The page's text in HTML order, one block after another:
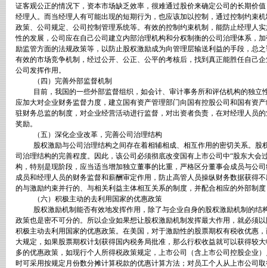
证客观公正的情况下，资本市场缺乏效率，很难通过股价来确定公司的长期价
经理人。而当经理人有可能出现的短期行为，也应该加以控制，通过控制约束
政策、公司规定、公司控制管理系统等。有效的控制约束机制，能防止经理人
性的发展，公司应在自己公司建立内部治理机构和分权制衡的公司治理体系，
励监管方面的法规政策等，以防止股权激励成为向管理层输送利益的手段，总
有效的市场竞争机制，经过公开、公正、公平的考核后，找到真正能胜任自己
公司发挥作用。
（四）完善外部监督机制
目前，我国的一些外部监督组织，如会计、审计事务所和评估机构的独
应加大对企业财务监督力度，建立国有资产管理部门向国有控股公司和国有资
驻财务总监的制度，对企业经营活动进行监督，对出资者负责，在对经理人员
奖励。
（五）深化企业改革，完善公司治理结构
股权激励与公司治理结构之间存在着相辅相成、相互作用的密切关系。
司治理结构的完善程度。因此，该公司必须彻底改变国有上市公司中“股东大会
构，特别是现阶段，应当适当增加独立董事的比重，严格区分董事会成员与公
成员和经理人员的财务监督和薪酬审定作用，防止高管人员操纵财务数据获得
的与激励约束并行的、与相关利益主体相互关系的制度，并配合相应的外部制
（六）积极主动的去利用国家的优惠政策
股权激励机制能否有效地发挥作用，除了与企业自身的股权激励机制的
政策也是密不可分的。所以企业如果想让股权激励机制发挥最大作用，就必须
积极主动去利用国家的优惠政策。在美国，对于激励性的股票期权有税收优惠
大规定，如果股票期权计划获得国内税务局批准，那么行权收益就可以获得较
多的优惠政策，如现行个人所得税政策规定，上市公司（含上市公司控股企业
时可采用按规定月份数分摊计算税款的优惠计算方法；对员工个人从上市公司